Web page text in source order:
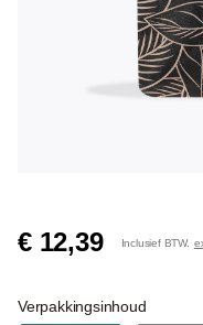
€ 12,39 Inclusief BTW.
Verpakkingsinhoud